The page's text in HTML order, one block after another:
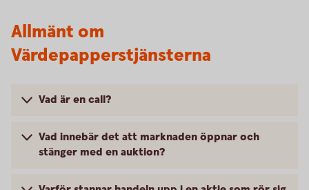
Allmänt om
Värdepapperstjänsterna
Vad är en call?
Vad innebär det att marknaden öppnar och
stänger med en auktion?